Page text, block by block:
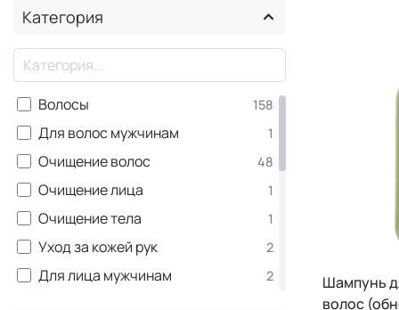
кудрявых волос
The Circle Chronicles -
мультимаски для волос
7
Heart Of Glass - линия для
ухода и сияния светлых волос
5
Love Smoothing - для
разглаживания вьющихся и
5
волос, склонных к выпадению
Naturaltech Nourishing - для
питания, укрепления и
восстановления волос
5
Категория
Волосы 158
Для волос мужчинам 1
Очищение волос 48
Очищение лица 1
Очищение тела 1
Уход за кожей рук 2
Для лица мужчинам 2
Шампунь
волос